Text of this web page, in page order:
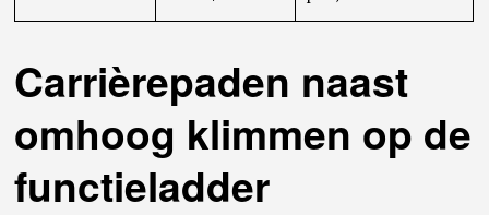
Carrièrepaden naast
omhoog klimmen op de
functieladder